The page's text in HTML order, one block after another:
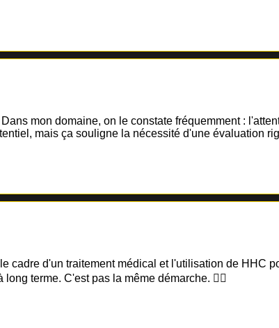
mon domaine, on le constate fréquemment :
mais ça souligne la nécessité d'une évaluation
cadre d'un traitement médical et l'utilisation de HHC
terme. C'est pas la même démarche. 🤷‍♀️